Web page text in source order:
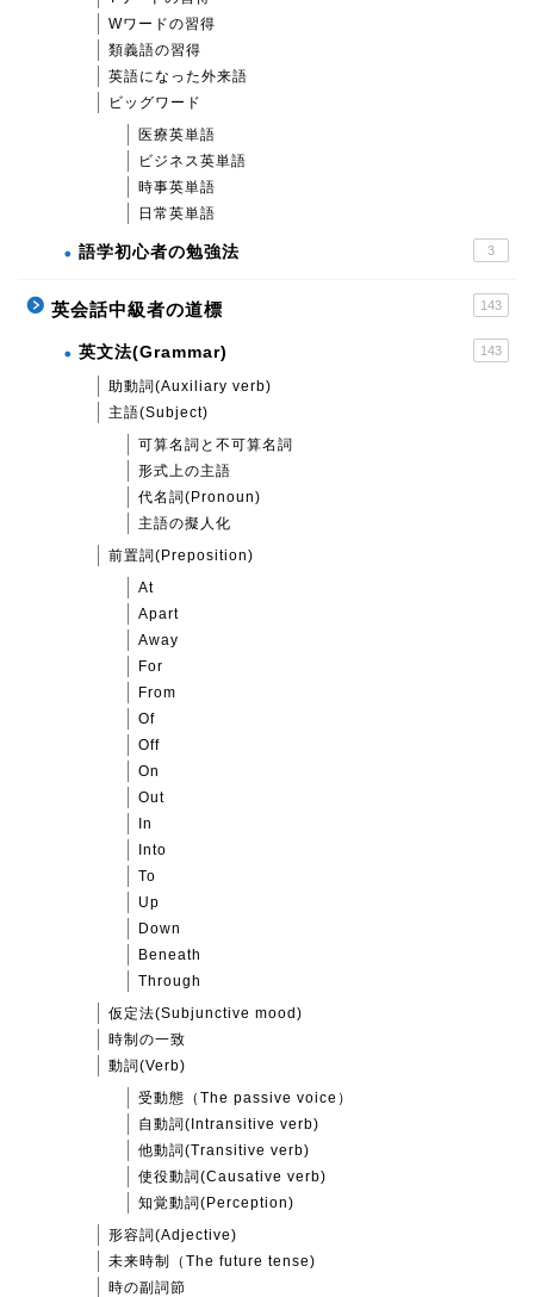
Wワードの習得
類義語の習得
英語になった外来語
ビッグワード
医療英単語
ビジネス英単語
時事英単語
日常英単語
語学初心者の勉強法 3
英会話中級者の道標 143
英文法(Grammar) 143
助動詞(Auxiliary verb)
主語(Subject)
可算名詞と不可算名詞
形式上の主語
代名詞(Pronoun)
主語の擬人化
前置詞(Preposition)
At
Apart
Away
For
From
Of
Off
On
Out
In
Into
To
Up
Down
Beneath
Through
仮定法(Subjunctive mood)
時制の一致
動詞(Verb)
受動態（The passive voice）
自動詞(Intransitive verb)
他動詞(Transitive verb)
使役動詞(Causative verb)
知覚動詞(Perception)
形容詞(Adjective)
未来時制（The future tense)
時の副詞節